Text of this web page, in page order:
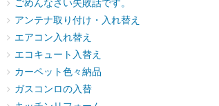
ごめんなさい失敗話です。
アンテナ取り付け・入れ替え
エアコン入れ替え
エコキュート入替え
カーペット色々納品
ガスコンロの入替